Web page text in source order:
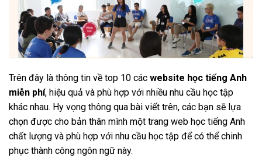
Trên đây là thông tin về top 10 các website học tiếng Anh
miễn phí, hiệu quả và phù hợp với nhiều nhu cầu học tập
khác nhau. Hy vọng thông qua bài viết trên, các bạn sẽ lựa
chọn được cho bản thân mình một trang web học tiếng Anh
chất lượng và phù hợp với nhu cầu học tập để có thể chinh
phục thành công ngôn ngữ này.